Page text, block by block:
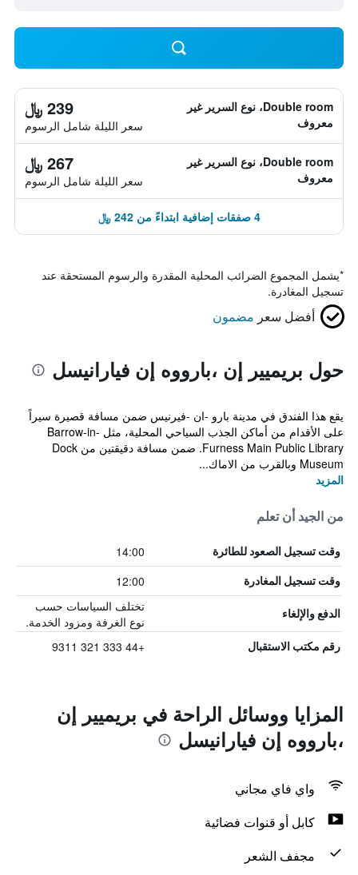
Double room، نوع السرير غير
معروف
239 ﷼
سعر الليلة شامل الرسوم
Double room، نوع السرير غير
معروف
267 ﷼
سعر الليلة شامل الرسوم
4 صفقات إضافية ابتداءً من 242 ﷼
*يشمل المجموع الضرائب المحلية المقدرة والرسوم المستحقة عند
تسجيل المغادرة.
أفضل سعر مضمون
حول بريميير إن ،بارووه إن فيارانيسل
يقع هذا الفندق في مدينة بارو -ان -فيرنيس ضمن مسافة قصيرة سيراً
على الأقدام من أماكن الجذب السياحي المحلية، مثل Barrow-in-
Furness Main Public Library. ضمن مسافة دقيقتين من Dock
Museum وبالقرب من الاماك...
المزيد
من الجيد أن تعلم
وقت تسجيل الصعود للطائرة 14:00
وقت تسجيل المغادرة 12:00
الدفع والإلغاء
تختلف السياسات حسب
نوع الغرفة ومزود الخدمة.
رقم مكتب الاستقبال +44 333 321 9311
المزايا ووسائل الراحة في بريميير إن
،بارووه إن فيارانيسل
واي فاي مجاني
كابل أو قنوات فضائية
مجفف الشعر